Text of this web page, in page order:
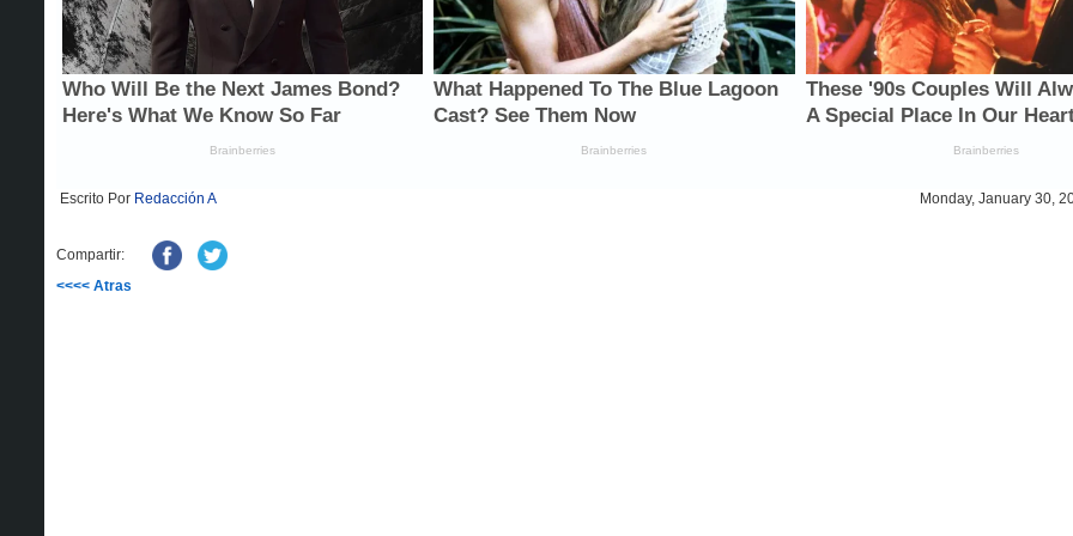
Escrito Por Redacción A Monday, January 30,
Compartir:
<<<< Atras